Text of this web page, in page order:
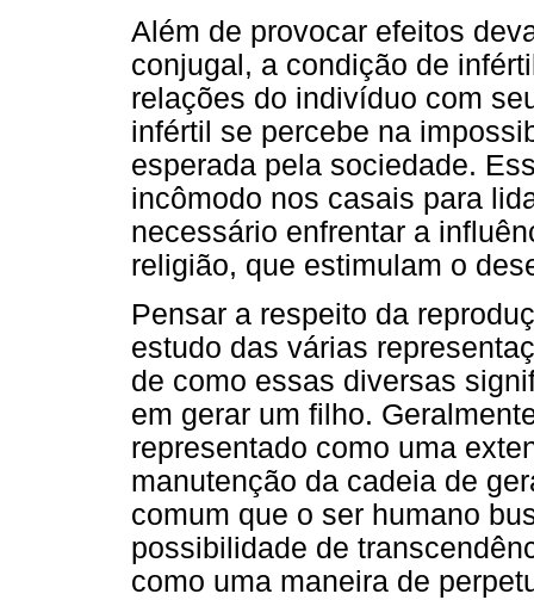
Além de provocar efeitos
conjugal, a condição de
relações do indivíduo com
infértil se percebe na
esperada pela sociedade.
incômodo nos casais para
necessário enfrentar a
religião, que estimulam o
Pensar a respeito da
estudo das várias
de como essas diversas
em gerar um filho.
representado como uma
manutenção da cadeia de
comum que o ser humano
possibilidade de
como uma maneira de